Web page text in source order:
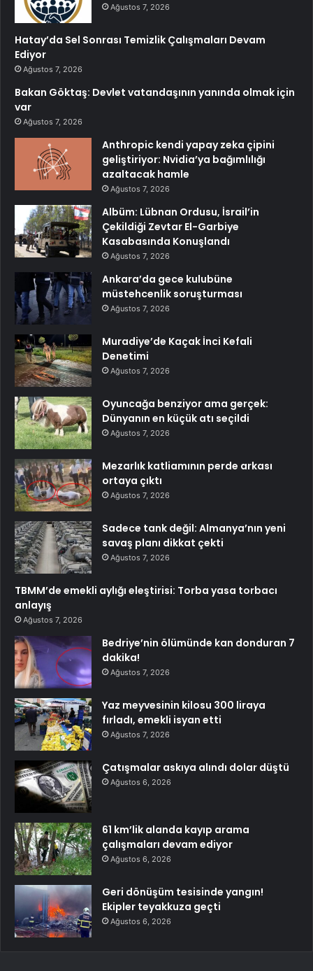
Ağustos 7, 2026
Hatay’da Sel Sonrası Temizlik Çalışmaları Devam
Ediyor
Ağustos 7, 2026
Bakan Göktaş: Devlet vatandaşının yanında olmak için
var
Ağustos 7, 2026
Anthropic kendi yapay zeka çipini
geliştiriyor: Nvidia’ya bağımlılığı
azaltacak hamle
Ağustos 7, 2026
Albüm: Lübnan Ordusu, İsrail’in
Çekildiği Zevtar El-Garbiye
Kasabasında Konuşlandı
Ağustos 7, 2026
Ankara’da gece kulubüne
müstehcenlik soruşturması
Ağustos 7, 2026
Muradiye’de Kaçak İnci Kefali
Denetimi
Ağustos 7, 2026
Oyuncağa benziyor ama gerçek:
Dünyanın en küçük atı seçildi
Ağustos 7, 2026
Mezarlık katliamının perde arkası
ortaya çıktı
Ağustos 7, 2026
Sadece tank değil: Almanya’nın yeni
savaş planı dikkat çekti
Ağustos 7, 2026
TBMM’de emekli aylığı eleştirisi: Torba yasa torbacı
anlayış
Ağustos 7, 2026
Bedriye’nin ölümünde kan donduran 7
dakika!
Ağustos 7, 2026
Yaz meyvesinin kilosu 300 liraya
fırladı, emekli isyan etti
Ağustos 7, 2026
Çatışmalar askıya alındı dolar düştü
Ağustos 6, 2026
61 km’lik alanda kayıp arama
çalışmaları devam ediyor
Ağustos 6, 2026
Geri dönüşüm tesisinde yangın!
Ekipler teyakkuza geçti
Ağustos 6, 2026